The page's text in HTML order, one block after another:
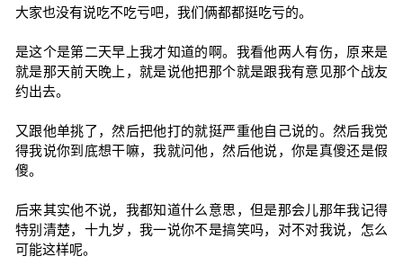
大家也没有说吃不吃亏吧，我们俩都都挺吃亏的。
是这个是第二天早上我才知道的啊。我看他两人有伤，原来是
就是那天前天晚上，就是说他把那个就是跟我有意见那个战友
约出去。
又跟他单挑了，然后把他打的就挺严重他自己说的。然后我觉
得我说你到底想干嘛，我就问他，然后他说，你是真傻还是假
傻。
后来其实他不说，我都知道什么意思，但是那会儿那年我记得
特别清楚，十九岁，我一说你不是搞笑吗，对不对我说，怎么
可能这样呢。